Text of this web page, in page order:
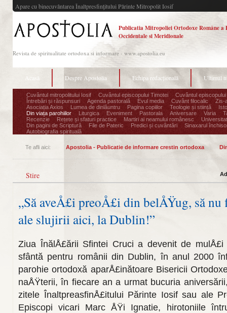
Apare cu binecuvântarea Înaltpresfinţitului Părinte Mitropolit Iosif
Publicatia Mitropoliei Ortodoxe Române a
Occidentale si Meridionale
Revista de spiritualitate ortodoxa si informare - www.apostolia.eu
Acasă Despre Apostolia Echipa redacțională Ultimul
Cuvântul mitropolitului Iosif Cuvântul episcopului Timotei
Cuvântul episcopului
Întrebări și răspunsuri
Agenda pastorală Evul media Cuvânt filocalic
Zis-
Asociația Axios
Lumea de dinlăuntru Pagina copiilor Teologie și stiință
Din viața parohiilor
Liturgica Eveniment Pastorala Aniversare Varia
Recenzie
Rețete și sfaturi practice Martiri ai neamului românesc
Din pagini de Scriptură
File de Pateric Predici și cuvântări
Sinaxarul
Autobiografia spirituală
Te afli aici: Apostolia - Publicatie de informare crestin ortodoxa
Stire
„Să aveÅ£i preoÅ£i din belÅŸug, să nu
ale slujirii aici, la Dublin!”
Ziua ÎnălÅ£ării Sfintei Cruci a deve­nit de
sfântă pentru românii din Dublin, în anul 2000
parohie ortodoxă aparÅ£inătoare Bisericii
naÅŸterii, în fiecare an a urmat bu­curia
zitele ÎnaltpreasfinÅ£itului Părinte Iosif sau ale
Episcopi vicari Marc ÅŸi Ignatie, hirotoniile